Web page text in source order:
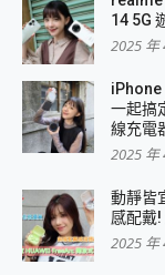
14 5G
2025 年
iPhone
一起搞
線充電
2025 年
動靜皆
感配戴
2025 年